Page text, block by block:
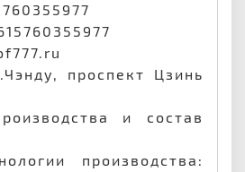
проспект Цзинь
и состав
производства: